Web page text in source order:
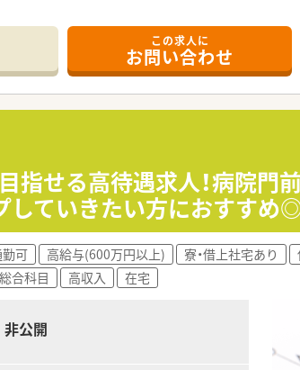
いる宮城県本社の総合商社。東証1部上場で
す。
営、仙台に本拠地を構えるプロ野球チーム
と実質10,000人規模の大企業。
テージが大きいです。
調剤過誤件数なども非常に少ないのも特徴で
の経験も積む事ができます。
中の薬剤師様にも非常働きやすい職場です。
ざいます。（実家からの勤務の場合は、適
す。
分割で支給されます。
ています。服薬指導重視で患者に寄り添い
この求人に
お問い合わせ
指せる高待遇求人！病院門
していきたい方におすすめ
可 高給与(600万円以上) 寮・借上社宅あり
総合科目 高収入 在宅
非公開